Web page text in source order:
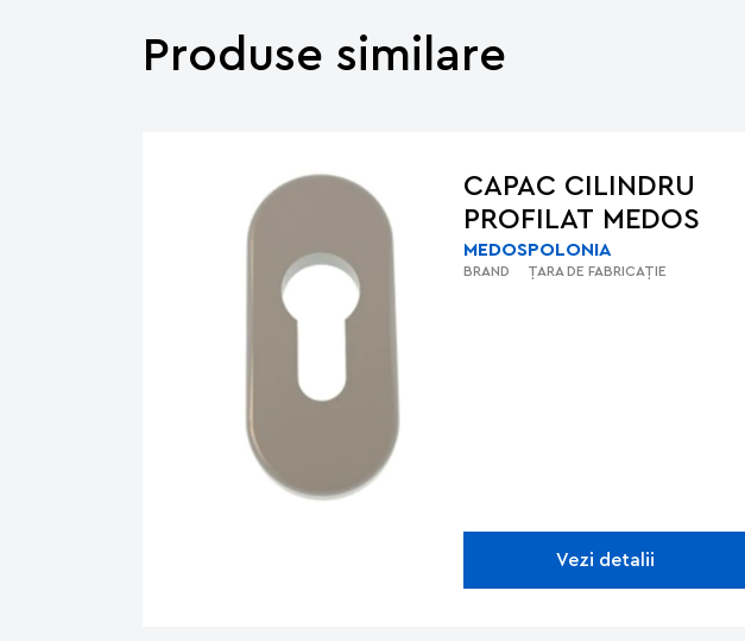
Produse similare
CAPAC CILINDRU
PROFILAT MEDOS
MEDOS
BRAND
POLONIA
ȚARA DE FABRICAȚIE
Vezi detalii